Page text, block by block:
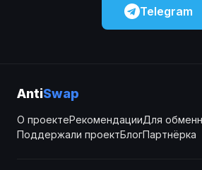
Telegram
AntiSwap
О проектеРекомендацииДля
Поддержали проектБлогПартнёрка